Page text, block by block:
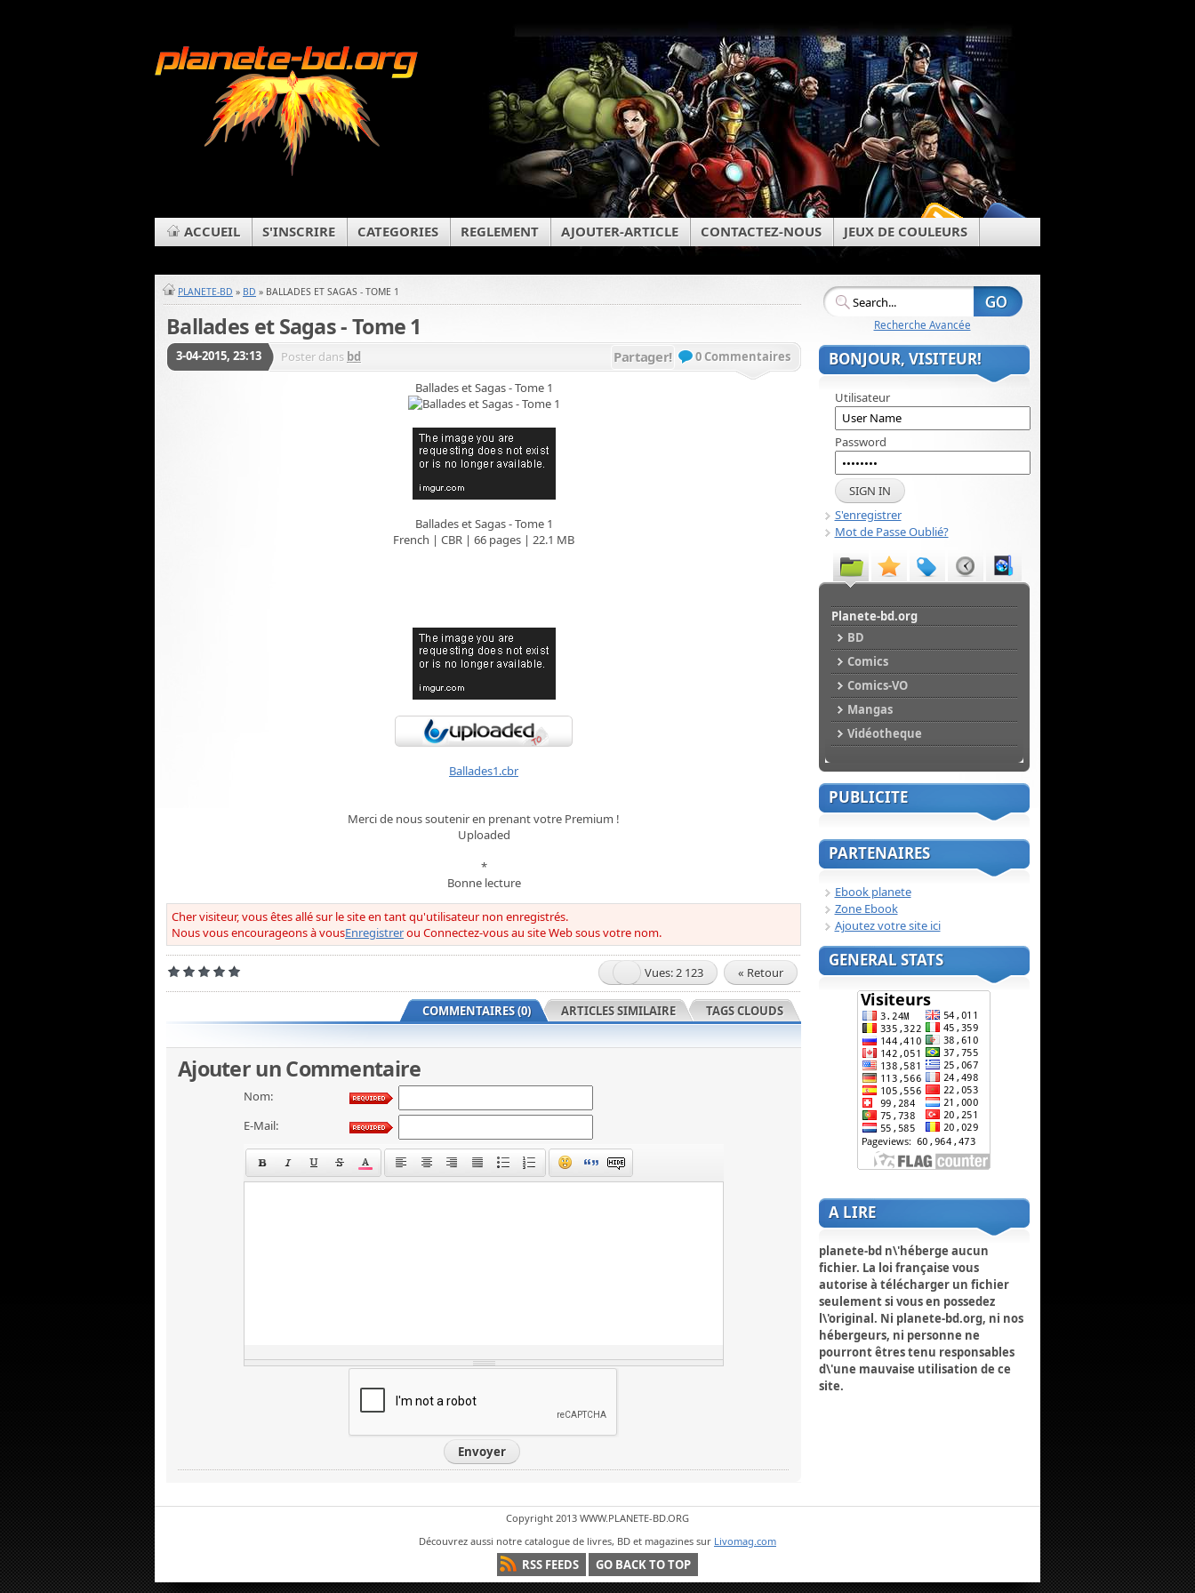
ACCUEIL S'INSCRIRE CATEGORIES REGLEMENT AJOUTER-ARTICLE CONTACTEZ-NOUS JEUX DE COULEURS
PLANETE-BD » BD » BALLADES ET SAGAS - TOME 1
Ballades et Sagas - Tome 1
3-04-2015, 23:13 Poster dans bd 0 Commentaires
Partager!
Ballades et Sagas - Tome 1
Ballades et Sagas - Tome 1
French | CBR | 66 pages | 22.1 MB
Ballades1.cbr
Merci de nous soutenir en prenant votre Premium !
Uploaded
*
Bonne lecture
Cher visiteur, vous êtes allé sur le site en tant qu'utilisateur non enregistrés.
Nous vous encourageons à vousEnregistrerou Connectez-vous au site Web sous votre nom.
Vues: 2 123 « Retour
TAGS CLOUDS
ARTICLES SIMILAIRE
COMMENTAIRES (0)
Ajouter un Commentaire
Nom:
E-Mail:
Envoyer
Recherche Avancée
BONJOUR, VISITEUR!
Utilisateur
Password
S'enregistrer
Mot de Passe Oublié?
Planete-bd.org
BD
Comics
Comics-VO
Mangas
Vidéotheque
PUBLICITE
PARTENAIRES
Ebook planete
Zone Ebook
Ajoutez votre site ici
GENERAL STATS
A LIRE
planete-bd n\'héberge aucun
fichier. La loi française vous
autorise à télécharger un fichier
seulement si vous en possedez
l\'original. Ni planete-bd.org, ni nos
hébergeurs, ni personne ne
pourront êtres tenu responsables
d\'une mauvaise utilisation de ce
site.
Copyright 2013 WWW.PLANETE-BD.ORG
Découvrez aussi notre catalogue de livres, BD et magazines sur Livomag.com
RSS FEEDS GO BACK TO TOP